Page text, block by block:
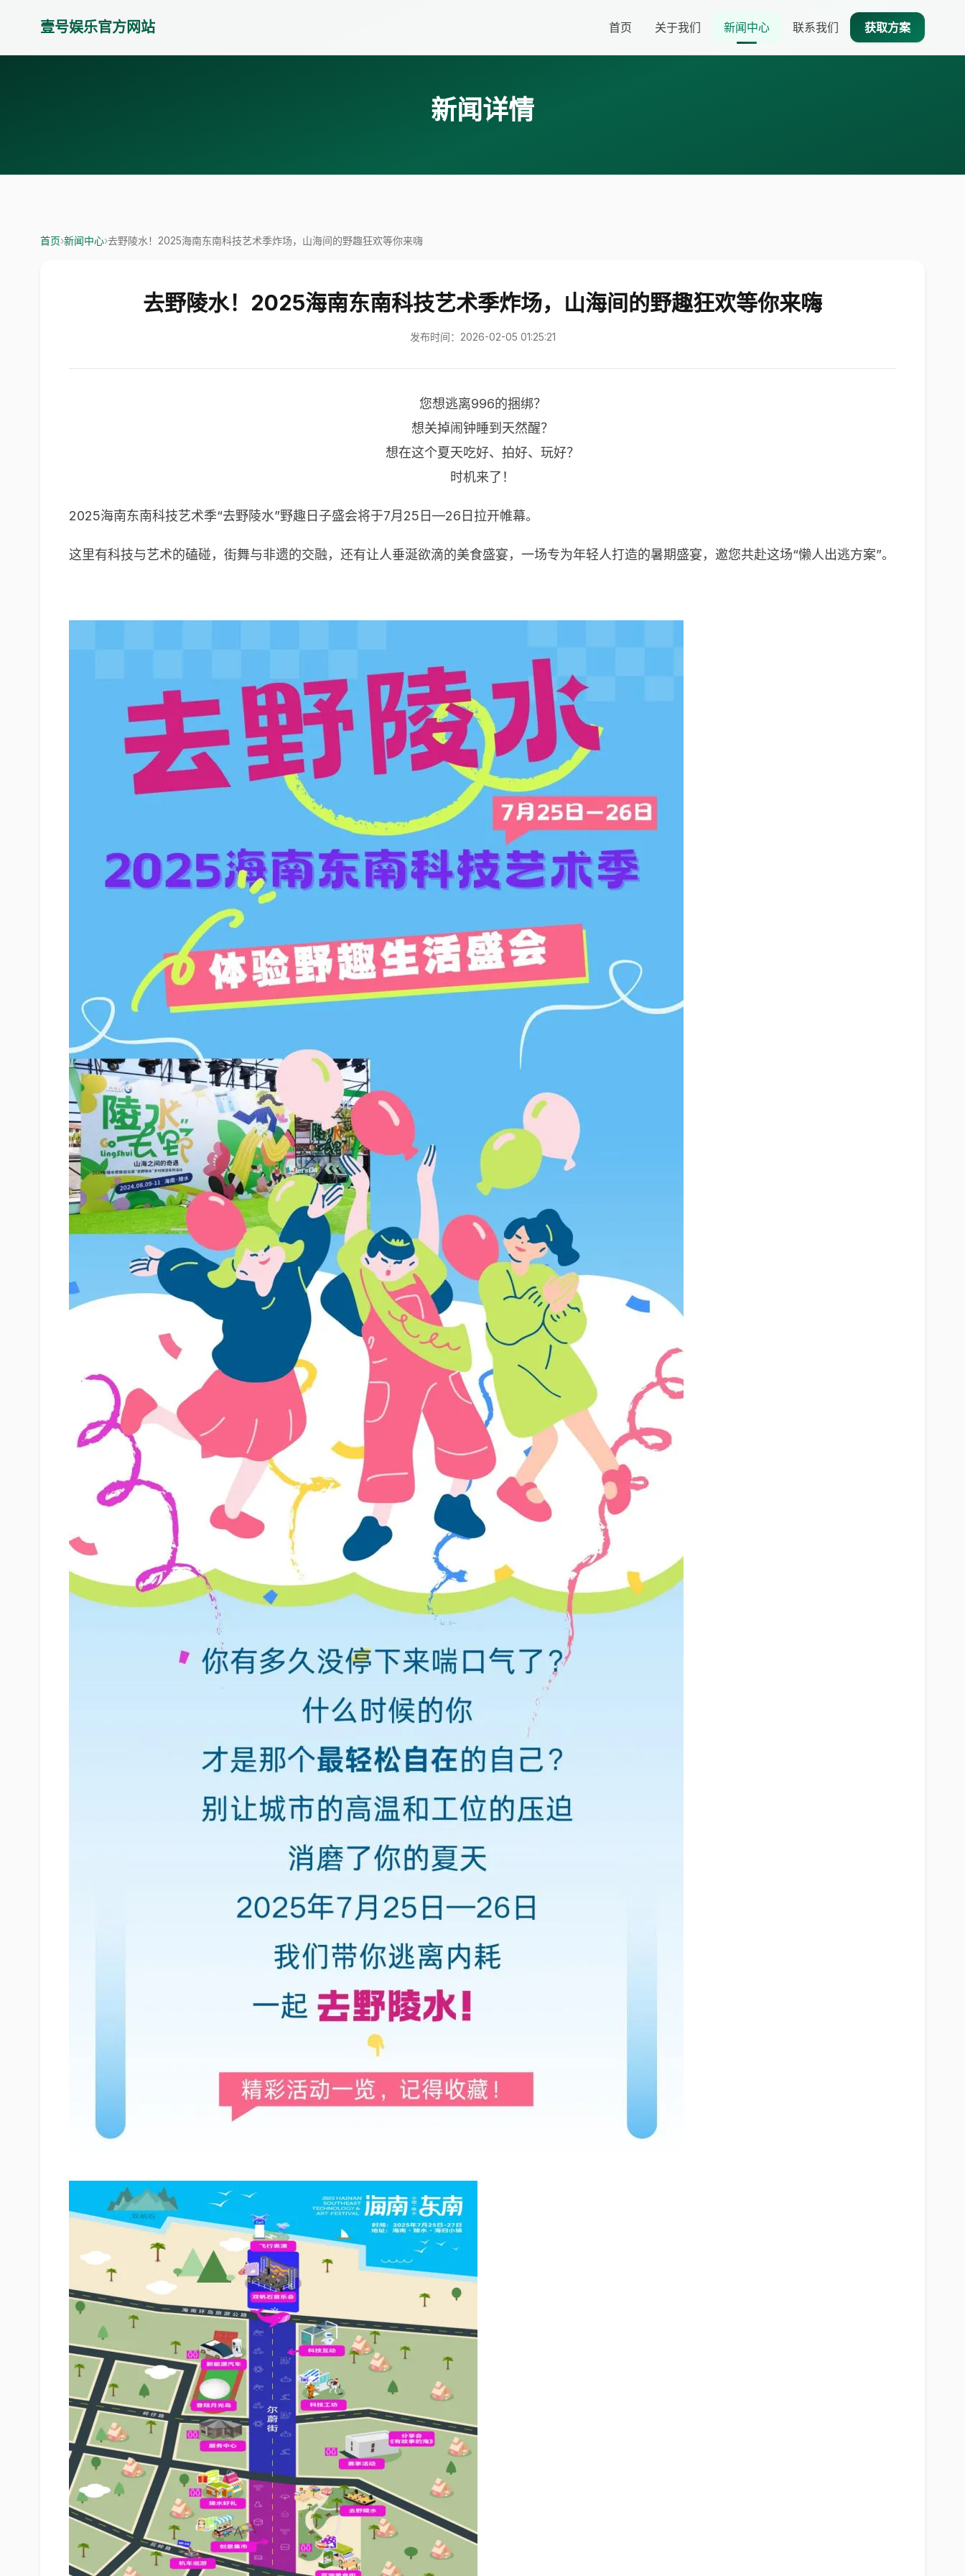
壹号娱乐官方网站 首页 关于我们 新闻中心 联系我们 获取方案
新闻详情
首页›新闻中心›去野陵水！2025海南东南科技艺术季炸场，山海间的野趣狂欢等你来嗨
去野陵水！2025海南东南科技艺术季炸场，山海间的野趣狂欢等你来嗨
发布时间：2026-02-05 01:25:21
您想逃离996的捆绑？
想关掉闹钟睡到天然醒？
想在这个夏天吃好、拍好、玩好？
时机来了！
2025海南东南科技艺术季“去野陵水”野趣日子盛会将于7月25日—26日拉开帷幕。
这里有科技与艺术的磕碰，街舞与非遗的交融，还有让人垂涎欲滴的美食盛宴，一场专为年轻人打造的暑期盛宴，邀您共赴这场“懒人出逃方案”。